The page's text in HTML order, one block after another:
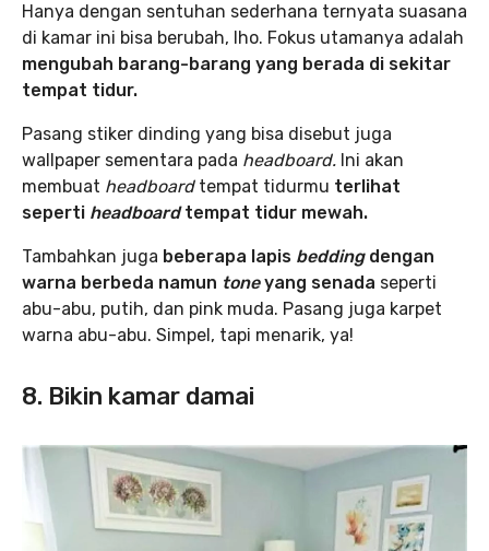
Hanya dengan sentuhan sederhana ternyata suasana
di kamar ini bisa berubah, lho. Fokus utamanya adalah
mengubah barang-barang yang berada di sekitar
tempat tidur.
Pasang stiker dinding yang bisa disebut juga
wallpaper sementara pada headboard. Ini akan
membuat headboard tempat tidurmu terlihat
seperti headboardtempat tidur mewah.
Tambahkan juga beberapa lapis beddingdengan
warna berbeda namun toneyang senada seperti
abu-abu, putih, dan pink muda. Pasang juga karpet
warna abu-abu. Simpel, tapi menarik, ya!
8. Bikin kamar damai